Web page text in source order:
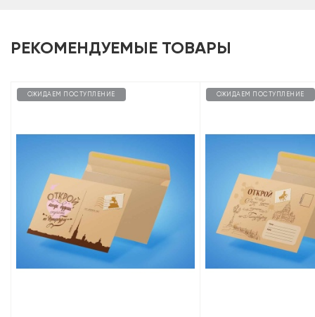
РЕКОМЕНДУЕМЫЕ ТОВАРЫ
ОЖИДАЕМ ПОСТУПЛЕНИЕ ОЖИДАЕМ ПОСТУПЛЕНИЕ